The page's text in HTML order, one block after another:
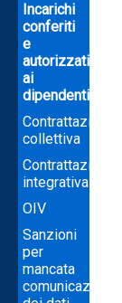
Incarichi
conferiti
e
autorizzati
ai
dipendenti
Contrattazione
collettiva
Contrattazione
integrativa
OIV
Sanzioni
per
mancata
comunicazione